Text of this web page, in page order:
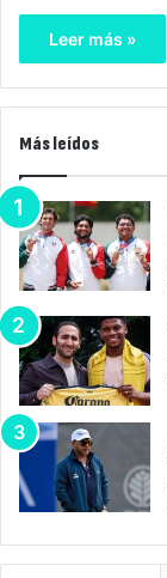
Leer más »
Más leídos